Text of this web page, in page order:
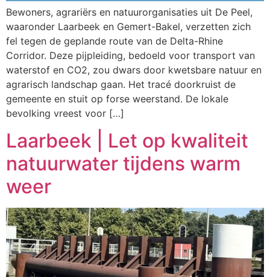
Bewoners, agrariërs en natuurorganisaties uit De Peel,
waaronder Laarbeek en Gemert-Bakel, verzetten zich
fel tegen de geplande route van de Delta-Rhine
Corridor. Deze pijpleiding, bedoeld voor transport van
waterstof en CO2, zou dwars door kwetsbare natuur en
agrarisch landschap gaan. Het tracé doorkruist de
gemeente en stuit op forse weerstand. De lokale
bevolking vreest voor […]
Laarbeek | Let op kwaliteit
natuurwater tijdens warm
weer